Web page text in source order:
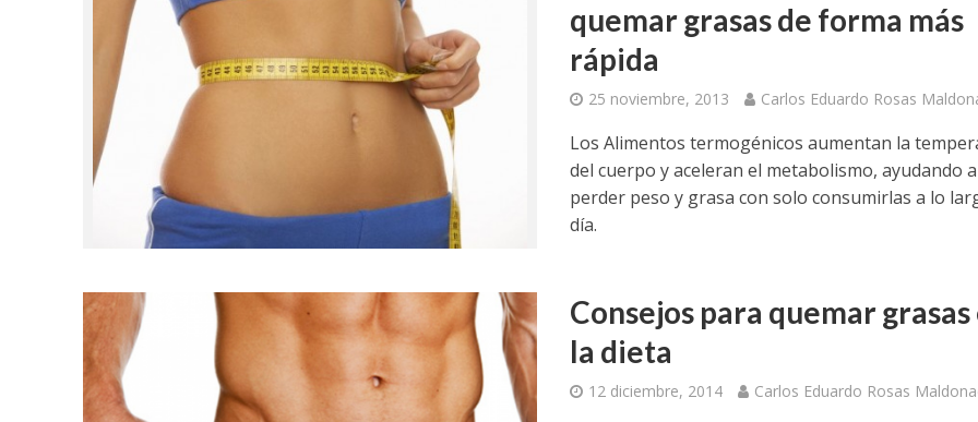
quemar grasas de forma más
rápida
25 noviembre, 2013 Carlos Eduardo Rosas
Los Alimentos termogénicos aumentan la
del cuerpo y aceleran el metabolismo, ayudando a
perder peso y grasa con solo consumirlas a lo
día.
Consejos para quemar grasas
la dieta
12 diciembre, 2014 Carlos Eduardo Rosas